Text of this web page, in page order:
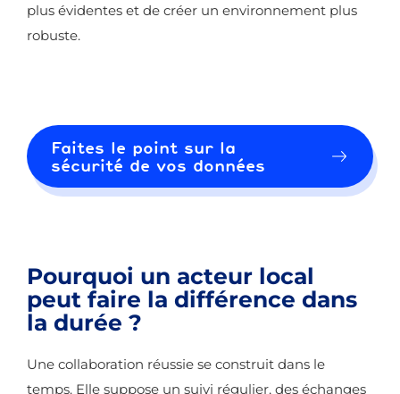
plus évidentes et de créer un environnement plus
robuste.
Faites le point sur la
sécurité de vos données
Pourquoi un acteur local
peut faire la différence dans
la durée ?
Une collaboration réussie se construit dans le
temps. Elle suppose un suivi régulier, des échanges